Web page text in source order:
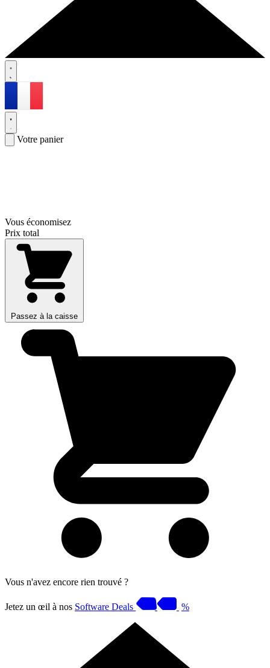
Votre panier
Vous économisez
Prix total
Passez à la caisse
Vous n'avez encore rien trouvé ?
Jetez un œil à nos Software Deals %